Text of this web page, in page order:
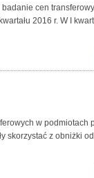
cen
2016 r. W I
w podmiotach
skorzystać z obniżki